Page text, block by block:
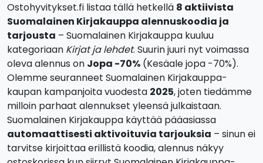
Ostohyvitykset.fi listaa tällä hetkellä 8 aktiivista
Suomalainen Kirjakauppa alennuskoodia ja
tarjousta – Suomalainen Kirjakauppa kuuluu
kategoriaan Kirjat ja lehdet. Suurin juuri nyt voimassa
oleva alennus on Jopa -70% (Kesäale jopa -70%).
Olemme seuranneet Suomalainen Kirjakauppa-
kaupan kampanjoita vuodesta 2025, joten tiedämme
milloin parhaat alennukset yleensä julkaistaan.
Suomalainen Kirjakauppa käyttää pääasiassa
automaattisesti aktivoituvia tarjouksia – sinun ei
tarvitse kirjoittaa erillistä koodia, alennus näkyy